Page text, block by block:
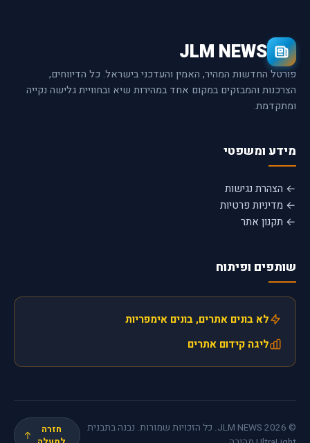
JLM NEWS
פורטל החדשות המהיר, האמין והעדכני בישראל. כל הדיווחים,
הצרכנות והמבזקים במקום אחד במהירות שיא ובחוויית גלישה נקייה
ומתקדמת.
מידע ומשפטי
← הצהרת נגישות
← מדיניות פרטיות
← תקנון אתר
שותפים ופיתוח
לא בונים אתרים, בונים אימפריות
ליגה קידום אתרים
© 2026 JLM NEWS. כל הזכויות שמורות. נבנה בתבנית
חזרה